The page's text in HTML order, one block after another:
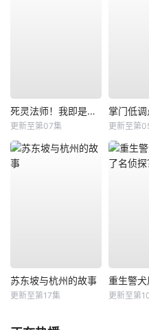
死灵法师！我即是天灾
更新至第07集
掌门低调
更新至第
苏东坡与杭州的故事
更新至第17集 更新至第